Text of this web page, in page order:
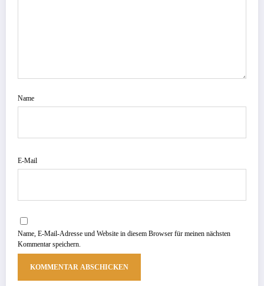
Name
E-Mail
Name, E-Mail-Adresse und Website in diesem Browser für meinen nächsten
Kommentar speichern.